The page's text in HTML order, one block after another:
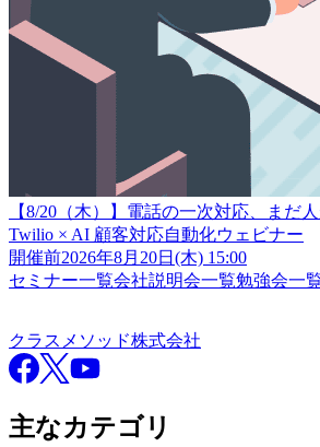
【8/20（木）】電話の一次対応、まだ
Twilio × AI 顧客対応自動化ウェビナー
開催前2026年8月20日(木) 15:00
セミナー一覧会社説明会一覧勉強会一
クラスメソッド株式会社
Facebook
X YouTube
主なカテゴリ